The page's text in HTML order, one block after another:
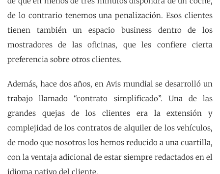
de lo contrario tenemos una penalización. Esos clientes
tienen también un espacio business dentro de los
mostradores de las oficinas, que les confiere cierta
preferencia sobre otros clientes.
Además, hace dos años, en Avis mundial se desarrolló un
trabajo llamado “contrato simplificado”. Una de las
grandes quejas de los clientes era la extensión y
complejidad de los contratos de alquiler de los vehículos,
de modo que nosotros los hemos reducido a una cuartilla,
con la ventaja adicional de estar siempre redactados en el
idioma nativo del cliente.